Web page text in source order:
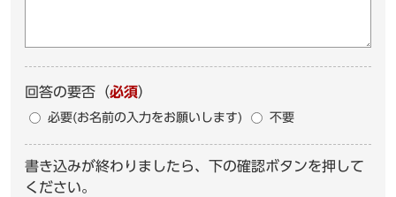
回答の要否 （必須）
必要(お名前の入力をお願いします) 不要
書き込みが終わりましたら、下の確認ボタンを押して
ください。